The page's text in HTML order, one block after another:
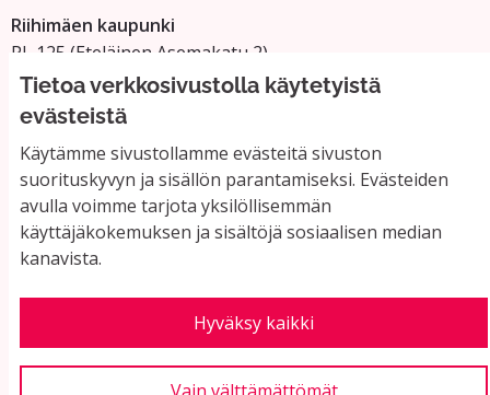
Tietoa verkkosivustolla käytetyistä
evästeistä
Käytämme sivustollamme evästeitä sivuston
suorituskyvyn ja sisällön parantamiseksi. Evästeiden
avulla voimme tarjota yksilöllisemmän
käyttäjäkokemuksen ja sisältöjä sosiaalisen median
kanavista.
Hyväksy kaikki
Riihimäen kaupunki
PL 125 (Eteläinen Asemakatu 2)
11101 Riihimäki
Vaihde: 019 758 4000
Sähköpostiosoitteet:
etunimi.sukunimi@riihimaki.fi
Yhteystiedot ja usein kysyttyä
Käyttöehdot
Evästeasetukset